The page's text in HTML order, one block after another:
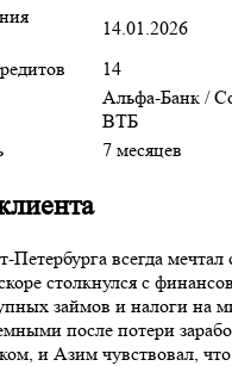
14.01.2026
14
Альфа-Банк /
ВТБ
7 месяцев
Петербурга всегда мечтал
столкнулся с
займов и налоги на
после потери
и Азим чувствовал,